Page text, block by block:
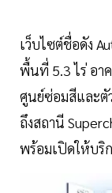
เว็บไซต์ชื่อดัง
พื้นที่ 5.3 ไร่ อา
ศูนย์ซ่อมสีและตั
ถึงสถานี
พร้อมเปิดให้บริ